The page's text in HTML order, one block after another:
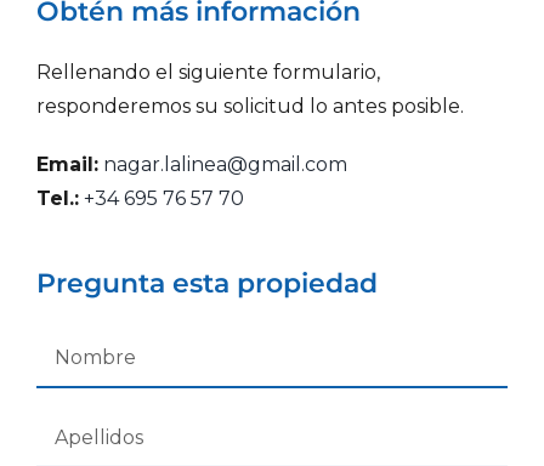
Obtén más información
Rellenando el siguiente formulario,
responderemos su solicitud lo antes posible.
Email: nagar.lalinea@gmail.com
Tel.: +34 695 76 57 70
Pregunta esta propiedad
Nombre
Apellidos